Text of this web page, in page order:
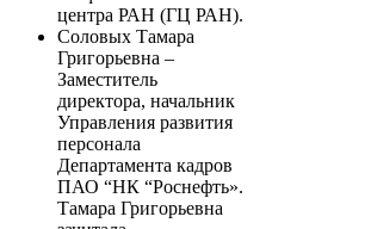
центра РАН (ГЦ РАН).
Соловых Тамара
Григорьевна –
Заместитель
директора, начальник
Управления развития
персонала
Департамента кадров
ПАО “НК “Роснефть».
Тамара Григорьевна